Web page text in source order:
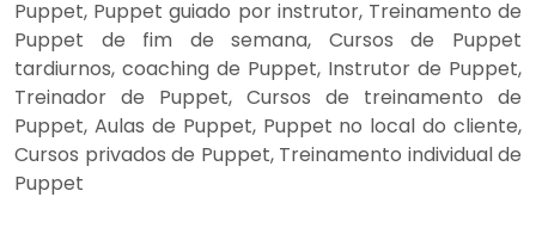
Puppet, Puppet guiado por instrutor, Treinamento de
Puppet de fim de semana, Cursos de Puppet
tardiurnos, coaching de Puppet, Instrutor de Puppet,
Treinador de Puppet, Cursos de treinamento de
Puppet, Aulas de Puppet, Puppet no local do cliente,
Cursos privados de Puppet, Treinamento individual de
Puppet